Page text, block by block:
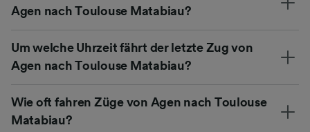
Agen nach Toulouse Matabiau?
Um welche Uhrzeit fährt der letzte Zug von
Agen nach Toulouse Matabiau?
Wie oft fahren Züge von Agen nach Toulouse
Matabiau?